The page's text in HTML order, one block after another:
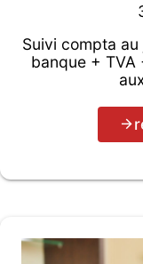
Suivi compta
banque +